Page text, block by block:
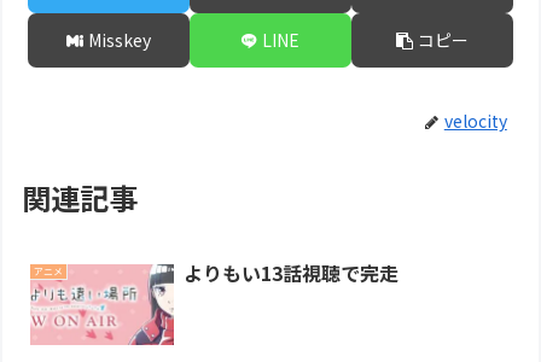
Misskey LINE コピー
velocity
関連記事
アニメ よりもい13話視聴で完走